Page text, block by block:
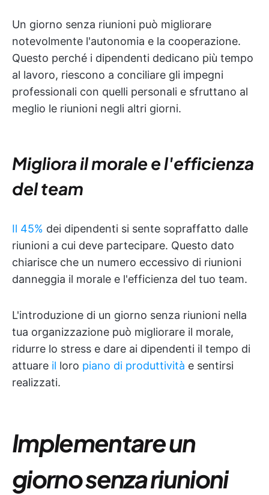
Un giorno senza riunioni può migliorare
notevolmente l'autonomia e la cooperazione.
Questo perché i dipendenti dedicano più tempo
al lavoro, riescono a conciliare gli impegni
professionali con quelli personali e sfruttano al
meglio le riunioni negli altri giorni.
Migliora il morale e l'efficienza
del team
Il 45% dei dipendenti si sente sopraffatto dalle
riunioni a cui deve partecipare. Questo dato
chiarisce che un numero eccessivo di riunioni
danneggia il morale e l'efficienza del tuo team.
L'introduzione di un giorno senza riunioni nella
tua organizzazione può migliorare il morale,
ridurre lo stress e dare ai dipendenti il tempo di
attuare il loro piano di produttività e sentirsi
realizzati.
Implementare un
giorno senza riunioni